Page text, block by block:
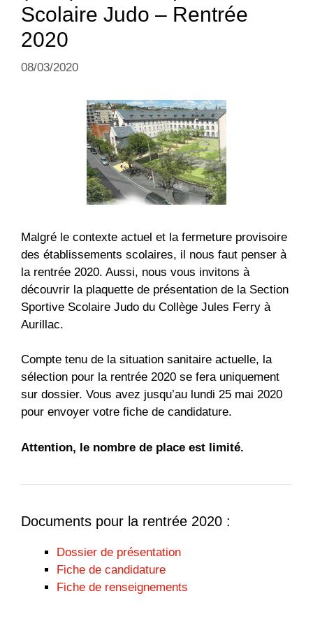
Scolaire Judo – Rentrée
2020
08/03/2020
Malgré le contexte actuel et la fermeture provisoire
des établissements scolaires, il nous faut penser à
la rentrée 2020. Aussi, nous vous invitons à
découvrir la plaquette de présentation de la Section
Sportive Scolaire Judo du Collège Jules Ferry à
Aurillac.
Compte tenu de la situation sanitaire actuelle, la
sélection pour la rentrée 2020 se fera uniquement
sur dossier. Vous avez jusqu’au lundi 25 mai 2020
pour envoyer votre fiche de candidature.
Attention, le nombre de place est limité.
Documents pour la rentrée 2020 :
Dossier de présentation
Fiche de candidature
Fiche de renseignements